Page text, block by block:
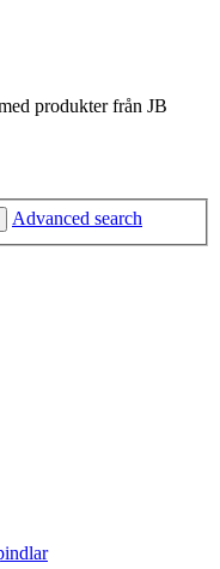
produkter från JB
Advanced search